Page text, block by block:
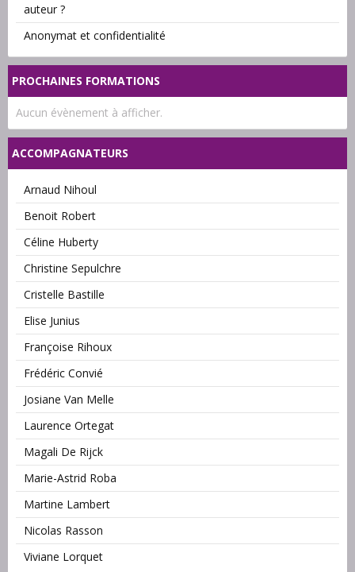
auteur ?
Anonymat et confidentialité
PROCHAINES FORMATIONS
Aucun évènement à afficher.
ACCOMPAGNATEURS
Arnaud Nihoul
Benoit Robert
Céline Huberty
Christine Sepulchre
Cristelle Bastille
Elise Junius
Françoise Rihoux
Frédéric Convié
Josiane Van Melle
Laurence Ortegat
Magali De Rijck
Marie-Astrid Roba
Martine Lambert
Nicolas Rasson
Viviane Lorquet